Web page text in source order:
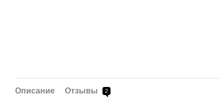
Описание Отзывы 2